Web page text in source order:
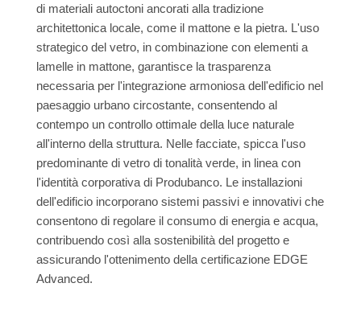
di materiali autoctoni ancorati alla tradizione
architettonica locale, come il mattone e la pietra. L'uso
strategico del vetro, in combinazione con elementi a
lamelle in mattone, garantisce la trasparenza
necessaria per l'integrazione armoniosa dell'edificio nel
paesaggio urbano circostante, consentendo al
contempo un controllo ottimale della luce naturale
all'interno della struttura. Nelle facciate, spicca l'uso
predominante di vetro di tonalità verde, in linea con
l'identità corporativa di Produbanco. Le installazioni
dell'edificio incorporano sistemi passivi e innovativi che
consentono di regolare il consumo di energia e acqua,
contribuendo così alla sostenibilità del progetto e
assicurando l'ottenimento della certificazione EDGE
Advanced.